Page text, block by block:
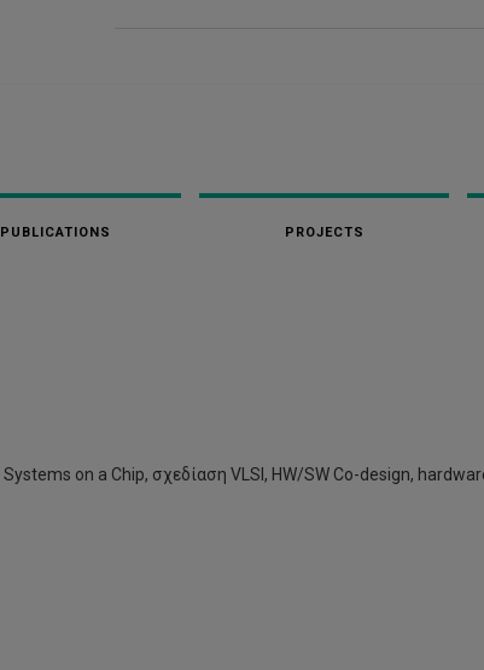
PUBLICATIONS PROJECTS
Systems on a Chip, σχεδίαση VLSI , HW/SW Co-design,